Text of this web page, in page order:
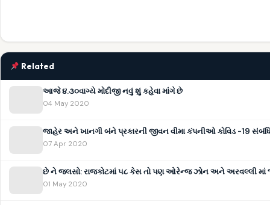
Related
આજે ૪.૩૦વાગ્યે મોદીજી નવું શું કહેવા માંગે છે
04 May 2020
જાહેર અને ખાનગી બંને પ્રકારની જીવન વીમા કંપનીઓ કોવિડ -19
07 Apr 2020
છે ને જલસો: રાજકોટમાં ૫૮ કેસ તો પણ ઓરેન્જ ઝોન અને અરવલ્લી માં
01 May 2020